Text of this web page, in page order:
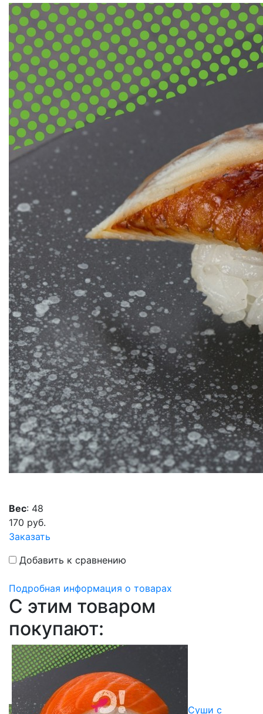
Вес: 48
170 руб.
Заказать
Добавить к сравнению
Подробная информация о товарах
C этим товаром
покупают:
Суши с